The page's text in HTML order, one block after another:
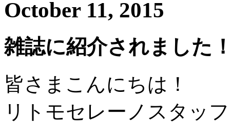
October 11, 2015
雑誌に紹介されました
皆さまこんにちは！
リトモセレーノスタッ